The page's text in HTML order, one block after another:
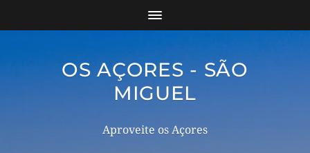
OS AÇORES - SÃO
MIGUEL
Aproveite os Açores